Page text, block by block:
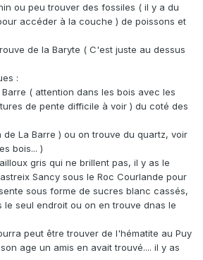
ou peu trouver des fossiles ( il y a du
accéder à la couche ) de poissons et
de la Baryte ( C'est juste au dessus
:
( attention dans les bois avec les
de pente difficile à voir ) du coté des
de La Barre ) ou on trouve du quartz, voir
bois... )
gris qui ne brillent pas, il y as le
Sancy sous le Roc Courlande pour
sous forme de sucres blanc cassés,
seul endroit ou on en trouve dnas le
peut être trouver de l'hématite au Puy
age un amis en avait trouvé.... il y as